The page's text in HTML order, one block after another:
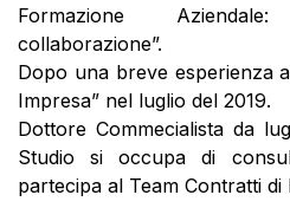
Formazione
collaborazione”.
Dopo una breve esperienza
Impresa” nel luglio del 2019.
Dottore Commecialista da
Studio si occupa di
partecipa al Team Contratti di